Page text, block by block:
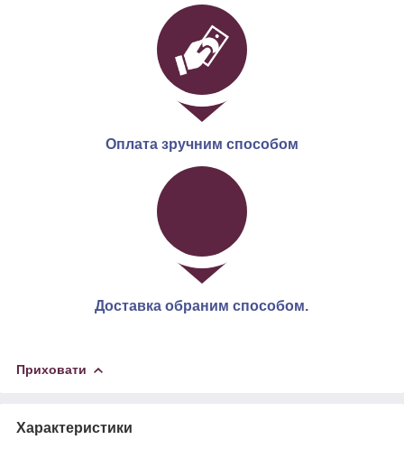
Оплата зручним способом
Доставка обраним способом.
Приховати
Характеристики